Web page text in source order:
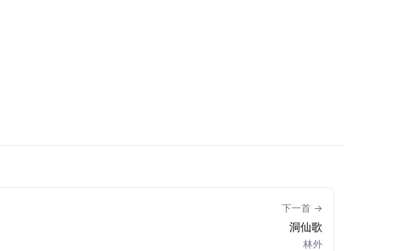
下一首 →
洞仙歌
林外